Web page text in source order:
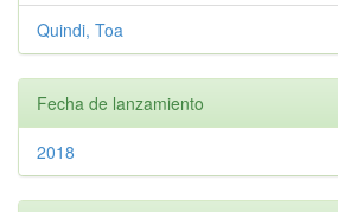
Quindi, Toa
Fecha de lanzamiento
2018